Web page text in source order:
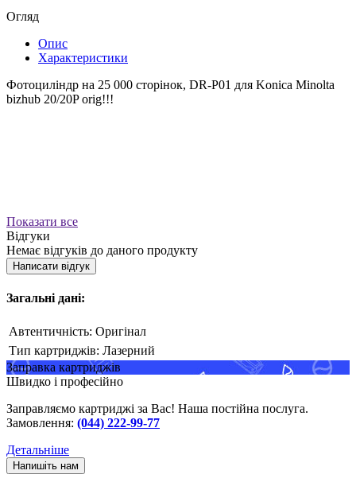
Огляд
Опис
Характеристики
Фотоциліндр на 25 000 сторінок, DR-P01 для Konica Minolta
bizhub 20/20P orig!!!
Показати все
Відгуки
Немає відгуків до даного продукту
Написати відгук
Загальні дані:
Автентичність: Оригінал
Тип картриджів: Лазерний
Заправка картриджів
Швидко і професійно
Заправляємо картриджі за Вас! Наша постійна послуга.
Замовлення: (044) 222-99-77
Детальніше
Напишіть нам